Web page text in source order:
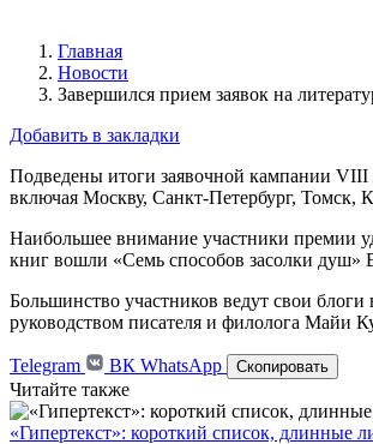
Главная
Новости
Завершился прием заявок на
Добавить в закладки
Подведены итоги заявочной кампании VIII
включая Москву, Санкт-Петербург, Томск,
Наибольшее внимание участники премии
книг вошли «Семь способов засолки
Большинство участников ведут свои
руководством писателя и филолога Майи
Telegram ВК WhatsApp Скопировать
Читайте также
«Гипертекст»: короткий список, длинные